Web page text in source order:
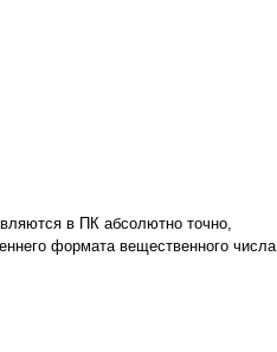
в ПК абсолютно точно,
формата вещественного числа.